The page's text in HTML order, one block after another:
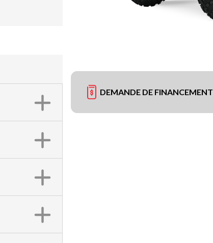
DEMANDE DE FINANCEMENT